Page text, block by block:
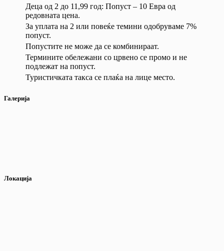
Деца од 2 до 11,99 год: Попуст – 10 Евра од
редовната цена.
За уплата на 2 или повеќе темини одобруваме 7%
попуст.
Попустите не може да се комбинираат.
Термините обележани со црвено се промо и не
подлежат на попуст.
Туристичката такса се плаќа на лице место.
Галерија
Локација